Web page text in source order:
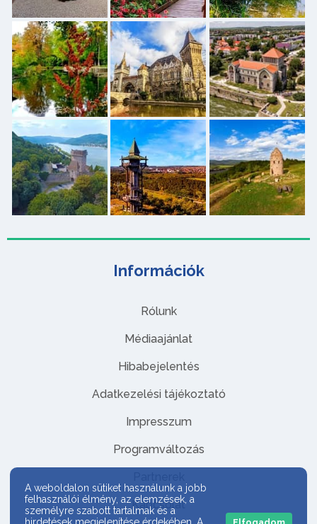
Információk
Rólunk
Médiaajánlat
Hibabejelentés
Adatkezelési tájékoztató
Impresszum
Programváltozás
Kapcsolat
A weboldalon sütiket használunk a jobb
felhasználói élmény, az elemzések, a
személyre szabott tartalmak és a
Elfogadom